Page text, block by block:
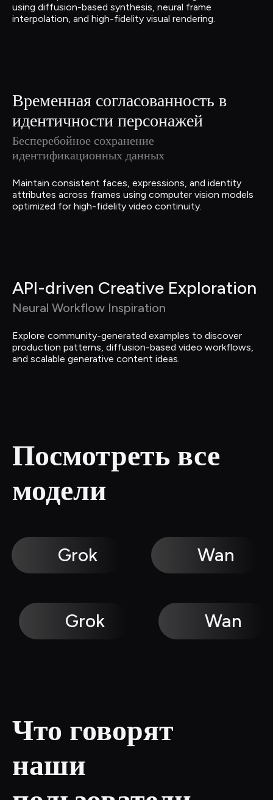
using diffusion-based synthesis, neural frame
interpolation, and high-fidelity visual rendering.
Временная согласованность в
идентичности персонажей
Бесперебойное сохранение
идентификационных данных
Maintain consistent faces, expressions, and identity
attributes across frames using computer vision models
optimized for high-fidelity video continuity.
API-driven Creative Exploration
Neural Workflow Inspiration
Explore community-generated examples to discover
production patterns, diffusion-based video workflows,
and scalable generative content ideas.
Посмотреть все
модели
Grok Wan
Grok Wan
Что говорят
наши